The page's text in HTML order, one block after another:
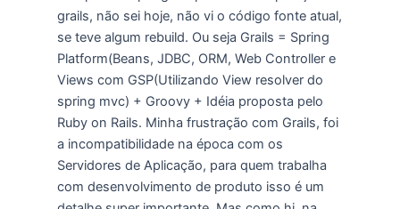
grails, não sei hoje, não vi o código fonte atual,
se teve algum rebuild. Ou seja Grails = Spring
Platform(Beans, JDBC, ORM, Web Controller e
Views com GSP(Utilizando View resolver do
spring mvc) + Groovy + Idéia proposta pelo
Ruby on Rails. Minha frustração com Grails, foi
a incompatibilidade na época com os
Servidores de Aplicação, para quem trabalha
com desenvolvimento de produto isso é um